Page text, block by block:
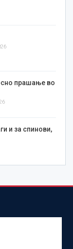
прашање во
и за спинови,